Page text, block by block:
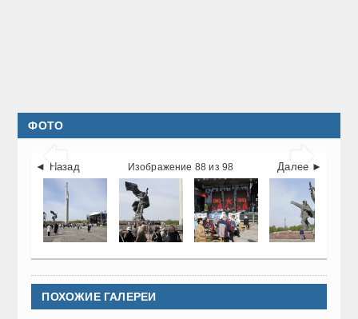
ФОТО
 
◄ Назад Далее ►
Изображение 88 из 98
ПОХОЖИЕ ГАЛЕРЕИ